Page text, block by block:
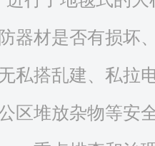
器材是否有损坏
私搭乱建、私拉
区堆放杂物等安